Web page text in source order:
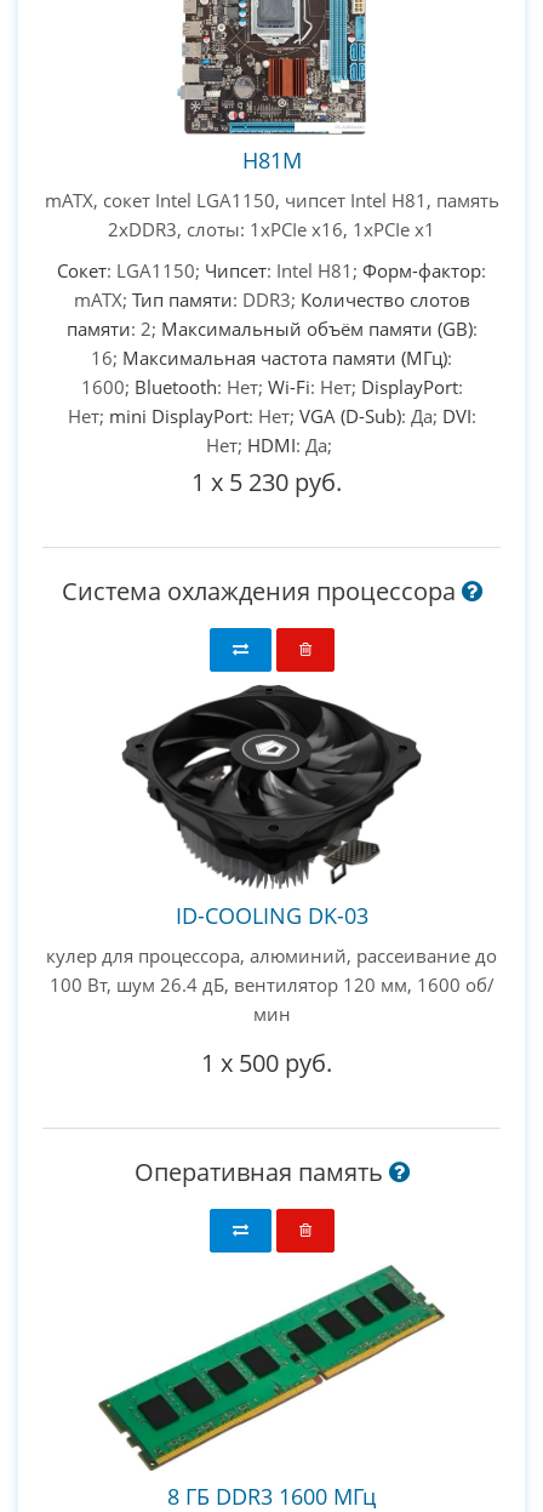
H81M
mATX, сокет Intel LGA1150, чипсет Intel H81, память
2xDDR3, слоты: 1xPCIe x16, 1xPCIe x1
Сокет: LGA1150; Чипсет: Intel H81; Форм-фактор:
mATX; Тип памяти: DDR3; Количество слотов
памяти: 2; Максимальный объём памяти (GB):
16; Максимальная частота памяти (МГц):
1600; Bluetooth: Нет; Wi-Fi: Нет; DisplayPort:
Нет; mini DisplayPort: Нет; VGA (D-Sub): Да; DVI:
Нет; HDMI: Да;
1 x 5 230 руб.
Система охлаждения процессора
ID-COOLING DK-03
кулер для процессора, алюминий, рассеивание до
100 Вт, шум 26.4 дБ, вентилятор 120 мм, 1600 об/
мин
1 x 500 руб.
Оперативная память
8 ГБ DDR3 1600 МГц